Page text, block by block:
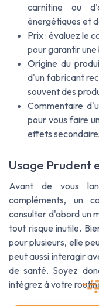
carnitine ou
énergétiques et
Prix : évaluez le
pour garantir
Origine du
d'un fabricant
souvent des
Commentaire
pour vous faire
effets
Usage Prudent
Avant de vous
compléments, un
consulter d'abord un
tout risque inutile.
pour plusieurs, elle
peut aussi interagir
de santé. Soyez
intégrez à votre